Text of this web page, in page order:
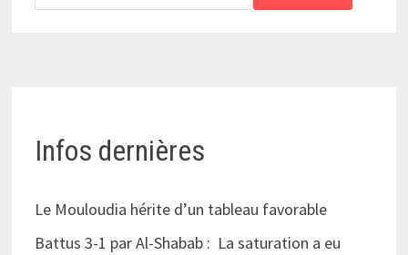
Infos dernières
Le Mouloudia hérite d’un tableau favorable
Battus 3-1 par Al-Shabab : La saturation a eu